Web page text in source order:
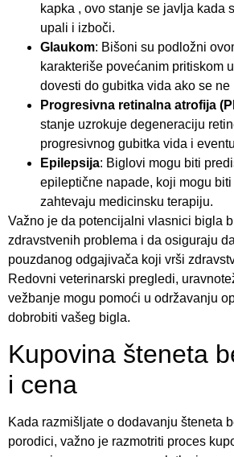
kapka , ovo stanje se javlja kada
upali i izboči.
Glaukom: Bišoni su podložni
karakteriše povećanim pritiskom
dovesti do gubitka vida ako se ne
Progresivna retinalna atrofija
stanje uzrokuje degeneraciju
progresivnog gubitka vida i
Epilepsija: Biglovi mogu biti
epileptične napade, koji mogu
zahtevaju medicinsku terapiju.
Važno je da potencijalni vlasnici bigla
zdravstvenih problema i da osiguraju
pouzdanog odgajivača koji vrši
Redovni veterinarski pregledi,
vežbanje mogu pomoći u održavanju
dobrobiti vašeg bigla.
Kupovina šteneta
i cena
Kada razmišljate o dodavanju šteneta
porodici, važno je razmotriti proces